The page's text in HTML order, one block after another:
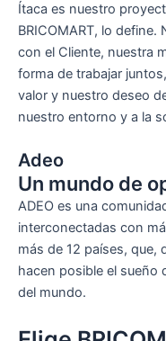
Ítaca es nuestro
BRICOMART, lo
con el Cliente, nuestra
forma de trabajar
valor y nuestro deseo
nuestro entorno y a la
Adeo
Un mundo de
ADEO es una
interconectadas con
más de 12 países, que,
hacen posible el sueño
del mundo.